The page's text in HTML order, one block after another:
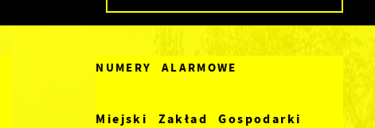
NUMERY ALARMOWE
Miejski Zakład Gospodarki